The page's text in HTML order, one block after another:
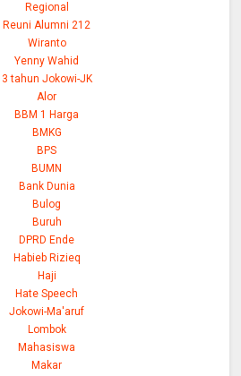
Regional
Reuni Alumni 212
Wiranto
Yenny Wahid
3 tahun Jokowi-JK
Alor
BBM 1 Harga
BMKG
BPS
BUMN
Bank Dunia
Bulog
Buruh
DPRD Ende
Habieb Rizieq
Haji
Hate Speech
Jokowi-Ma'aruf
Lombok
Mahasiswa
Makar